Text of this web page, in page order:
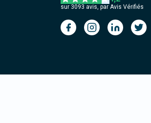
sur 3093 avis, par Avis Vérifiés